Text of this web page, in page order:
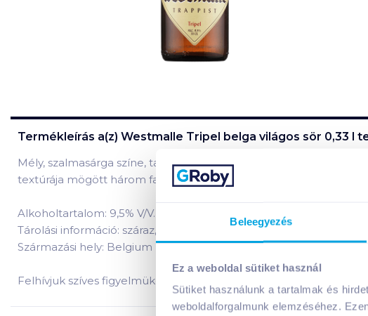
Beleegyezés
Ez a weboldal sütiket használ
Sütiket használunk a tartalmak és
weboldalforgalmunk elemzéséhez.
Termékleírás a(z) Westmalle Tripel belga világos sör 0,33 l
Mély, szalmasárga színe, tartós habja nagy élményt ígér.
textúrája mögött három fajta különböző komló íze olvad
Alkoholtartalom: 9,5% V/V.
Tárolási információ: száraz, hűvös helyen tárolandó!
Származási hely: Belgium
Felhívjuk szíves figyelmüket, hogy 18 éven aluliakat szeszes itallal